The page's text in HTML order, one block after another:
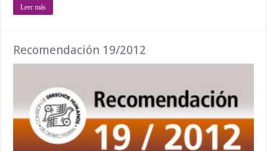
Leer más
Recomendación 19/2012